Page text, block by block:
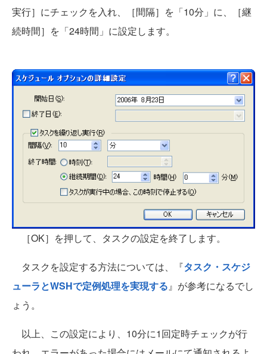
実行］にチェックを入れ、［間隔］を「10分」に、［継
続時間］を「24時間」に設定します。
［OK］を押して、タスクの設定を終了します。
タスクを設定する方法については、『タスク・スケジ
ューラとWSHで定例処理を実現する 』が参考になるでし
ょう。
以上、この設定により、10分に1回定時チェックが行